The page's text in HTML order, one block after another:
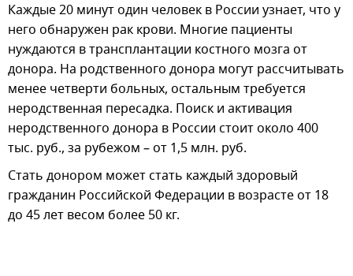
Каждые 20 минут один человек в России узнает, что у
него обнаружен рак крови. Многие пациенты
нуждаются в трансплантации костного мозга от
донора. На родственного донора могут рассчитывать
менее четверти больных, остальным требуется
неродственная пересадка. Поиск и активация
неродственного донора в России стоит около 400
тыс. руб., за рубежом – от 1,5 млн. руб.
Стать донором может стать каждый здоровый
гражданин Российской Федерации в возрасте от 18
до 45 лет весом более 50 кг.